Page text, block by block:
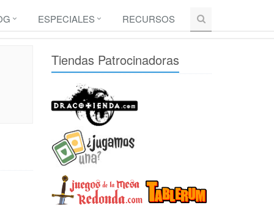
ESPECIALES RECURSOS
Tiendas Patrocinadoras